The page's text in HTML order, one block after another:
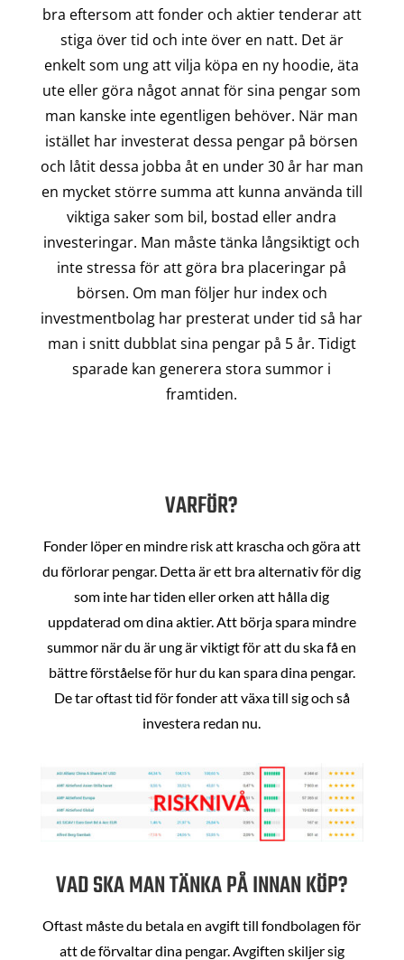
bra eftersom att fonder och aktier tenderar att
stiga över tid och inte över en natt. Det är
enkelt som ung att vilja köpa en ny hoodie, äta
ute eller göra något annat för sina pengar som
man kanske inte egentligen behöver. När man
istället har investerat dessa pengar på börsen
och låtit dessa jobba åt en under 30 år har man
en mycket större summa att kunna använda till
viktiga saker som bil, bostad eller andra
investeringar. Man måste tänka långsiktigt och
inte stressa för att göra bra placeringar på
börsen. Om man följer hur index och
investmentbolag har presterat under tid så har
man i snitt dubblat sina pengar på 5 år. Tidigt
sparade kan generera stora summor i
framtiden.
VARFÖR?
Fonder löper en mindre risk att krascha och göra att
du förlorar pengar. Detta är ett bra alternativ för dig
som inte har tiden eller orken att hålla dig
uppdaterad om dina aktier. Att börja spara mindre
summor när du är ung är viktigt för att du ska få en
bättre förståelse för hur du kan spara dina pengar.
De tar oftast tid för fonder att växa till sig och så
investera redan nu.
VAD SKA MAN TÄNKA PÅ INNAN KÖP?
Oftast måste du betala en avgift till fondbolagen för
att de förvaltar dina pengar. Avgiften skiljer sig